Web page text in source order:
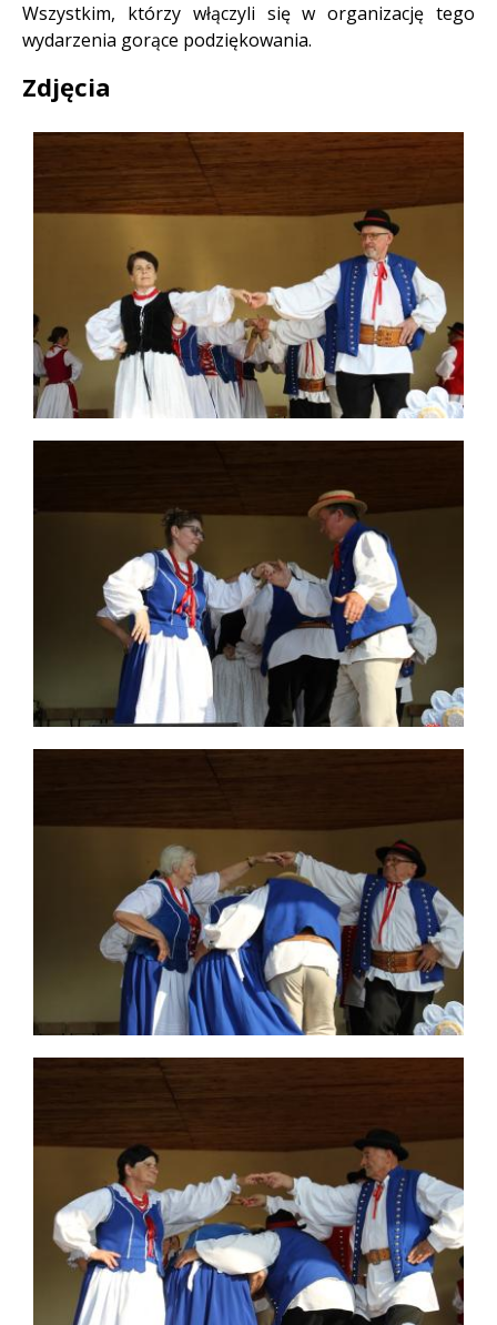
Wszystkim, którzy włączyli się w organizację tego
wydarzenia gorące podziękowania.
Zdjęcia